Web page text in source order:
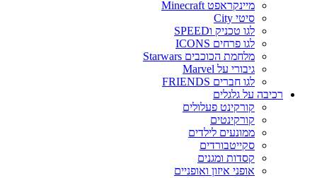
מיינקראפט Minecraft
סיטי City
לגו טכניק וSPEED
לגו פרחים ICONS
מלחמת הכוכבים Starwars
גיבורי על Marvel
לגו חברים FRIENDS
רכיבה על גלגלים
קורקינט פעלולים
קורקינטים
ממונעים לילדים
סקייטבורדים
קסדות ומגנים
אופני איזון ואופניים